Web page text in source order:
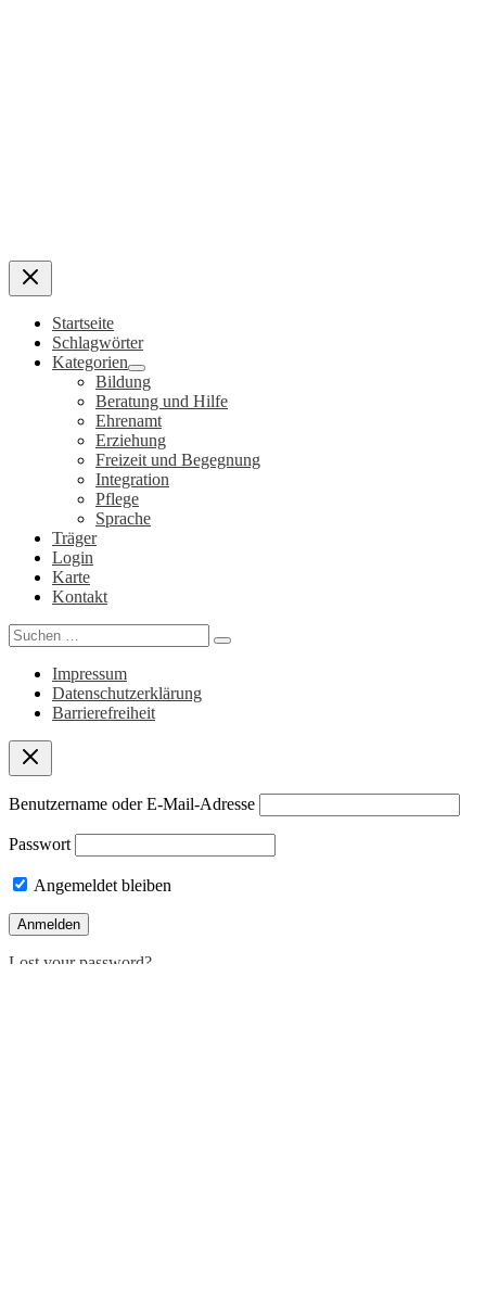
Startseite
Schlagwörter
Kategorien
Bildung
Beratung und Hilfe
Ehrenamt
Erziehung
Freizeit und Begegnung
Integration
Pflege
Sprache
Träger
Login
Karte
Kontakt
Search
for:
Impressum
Datenschutzerklärung
Barrierefreiheit
Benutzername oder E-Mail-Adresse
Passwort
Angemeldet bleiben
Lost your password?